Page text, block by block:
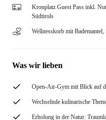
Kronplatz Guest Pass inkl.
Südtirols
Wellnesskorb mit
Was wir lieben
Open-Air-Gym mit Blick auf
Wechselnde kulinarische
Erholung in der Natur: